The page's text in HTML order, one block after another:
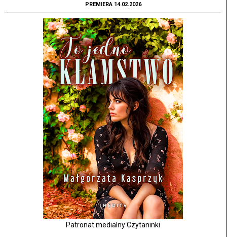
PREMIERA 14.02.2026
Patronat medialny Czytaninki